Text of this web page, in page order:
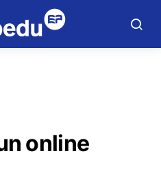
online